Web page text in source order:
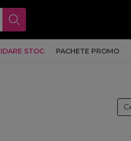
STOC PACHETE PROMO